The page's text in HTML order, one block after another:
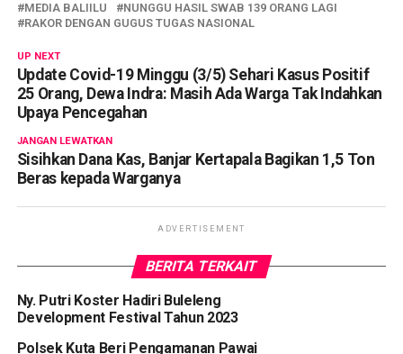
MEDIA BALIILU
NUNGGU HASIL SWAB 139 ORANG LAGI
RAKOR DENGAN GUGUS TUGAS NASIONAL
UP NEXT
Update Covid-19 Minggu (3/5) Sehari Kasus Positif
25 Orang, Dewa Indra: Masih Ada Warga Tak Indahkan
Upaya Pencegahan
JANGAN LEWATKAN
Sisihkan Dana Kas, Banjar Kertapala Bagikan 1,5 Ton
Beras kepada Warganya
ADVERTISEMENT
BERITA TERKAIT
Ny. Putri Koster Hadiri Buleleng
Development Festival Tahun 2023
Polsek Kuta Beri Pengamanan Pawai